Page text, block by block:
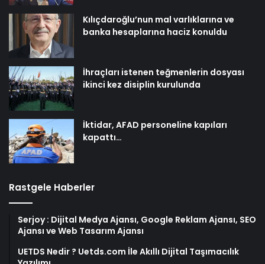
Kılıçdaroğlu’nun mal varlıklarına ve
banka hesaplarına haciz konuldu
İhraçları istenen teğmenlerin dosyası
ikinci kez disiplin kurulunda
İktidar, AFAD personeline kapıları
kapattı…
Rastgele Haberler
Serjoy : Dijital Medya Ajansı, Google Reklam Ajansı, SEO
Ajansı ve Web Tasarım Ajansı
UETDS Nedir ? Uetds.com İle Akıllı Dijital Taşımacılık